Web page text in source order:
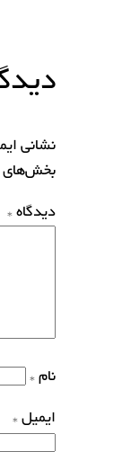
نشانی
بخش‌های
دیدگاه *
نام *
ایمیل *